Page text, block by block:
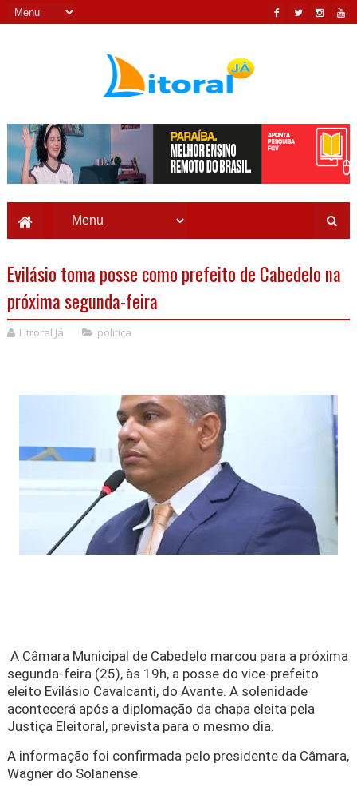
Evilásio toma posse como prefeito de Cabedelo na
próxima segunda-feira
Litroral Já politica
A Câmara Municipal de Cabedelo marcou para a próxima
segunda-feira (25), às 19h, a posse do vice-prefeito
eleito Evilásio Cavalcanti, do Avante. A solenidade
acontecerá após a diplomação da chapa eleita pela
Justiça Eleitoral, prevista para o mesmo dia.
A informação foi confirmada pelo presidente da Câmara,
Wagner do Solanense.